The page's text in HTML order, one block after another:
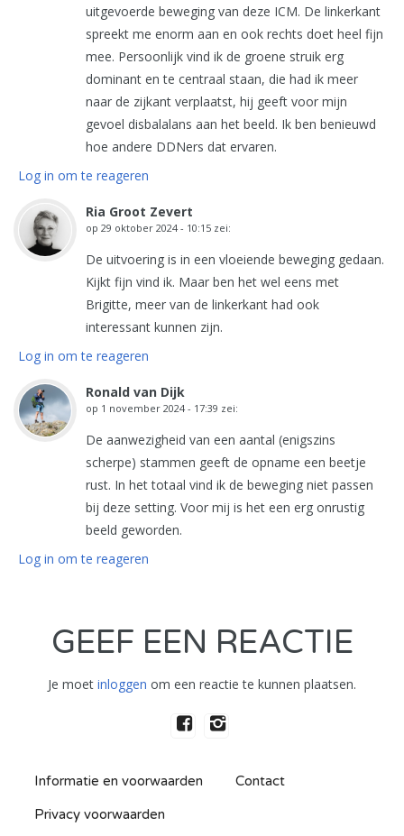
uitgevoerde beweging van deze ICM. De linkerkant
spreekt me enorm aan en ook rechts doet heel fijn
mee. Persoonlijk vind ik de groene struik erg
dominant en te centraal staan, die had ik meer
naar de zijkant verplaatst, hij geeft voor mijn
gevoel disbalalans aan het beeld. Ik ben benieuwd
hoe andere DDNers dat ervaren.
Log in om te reageren
Ria Groot Zevert
op 29 oktober 2024 - 10:15 zei:
De uitvoering is in een vloeiende beweging gedaan.
Kijkt fijn vind ik. Maar ben het wel eens met
Brigitte, meer van de linkerkant had ook
interessant kunnen zijn.
Log in om te reageren
Ronald van Dijk
op 1 november 2024 - 17:39 zei:
De aanwezigheid van een aantal (enigszins
scherpe) stammen geeft de opname een beetje
rust. In het totaal vind ik de beweging niet passen
bij deze setting. Voor mij is het een erg onrustig
beeld geworden.
Log in om te reageren
GEEF EEN REACTIE
Je moet inloggen om een reactie te kunnen plaatsen.
Informatie en voorwaarden Contact
Privacy voorwaarden